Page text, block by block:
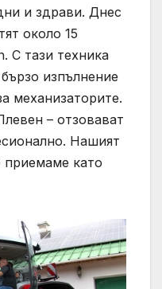
и здрави. Днес
около 15
С тази техника
изпълнение
механизаторите.
– отзовават
Нашият
приемаме като